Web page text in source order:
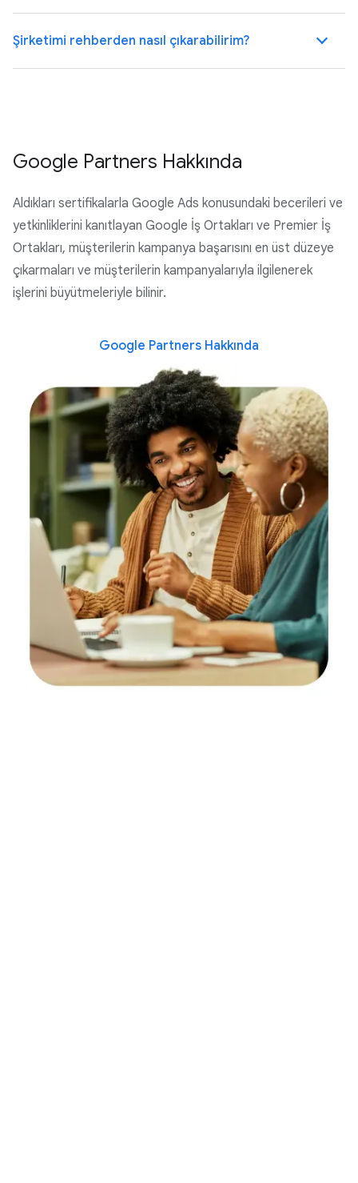
Şirketimi rehberden nasıl çıkarabilirim?
Google Partners Hakkında
Aldıkları sertifikalarla Google Ads konusundaki becerileri ve
yetkinliklerini kanıtlayan Google İş Ortakları ve Premier İş
Ortakları, müşterilerin kampanya başarısını en üst düzeye
çıkarmaları ve müşterilerin kampanyalarıyla ilgilenerek
işlerini büyütmeleriyle bilinir.
Google Partners Hakkında